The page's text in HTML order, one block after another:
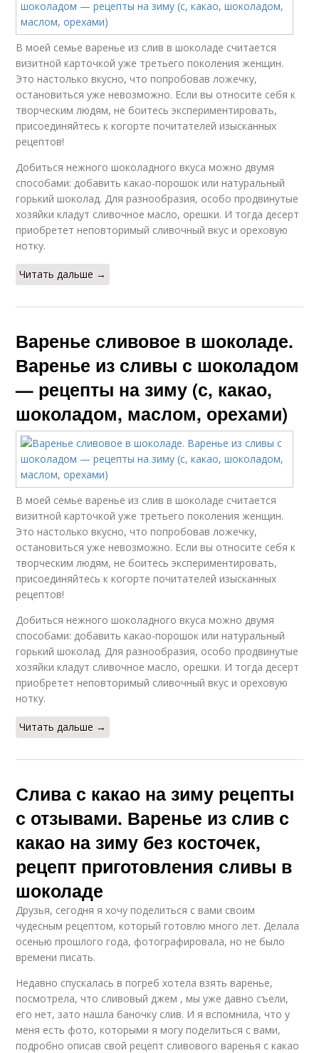
В моей семье варенье из слив в шоколаде считается
визитной карточкой уже третьего поколения женщин.
Это настолько вкусно, что попробовав ложечку,
остановиться уже невозможно. Если вы относите себя к
творческим людям, не боитесь экспериментировать,
присоединяйтесь к когорте почитателей изысканных
рецептов!
Добиться нежного шоколадного вкуса можно двумя
способами: добавить какао-порошок или натуральный
горький шоколад. Для разнообразия, особо продвинутые
хозяйки кладут сливочное масло, орешки. И тогда десерт
приобретет неповторимый сливочный вкус и ореховую
нотку.
Читать дальше →
Варенье сливовое в шоколаде.
Варенье из сливы с шоколадом
— рецепты на зиму (с, какао,
шоколадом, маслом, орехами)
В моей семье варенье из слив в шоколаде считается
визитной карточкой уже третьего поколения женщин.
Это настолько вкусно, что попробовав ложечку,
остановиться уже невозможно. Если вы относите себя к
творческим людям, не боитесь экспериментировать,
присоединяйтесь к когорте почитателей изысканных
рецептов!
Добиться нежного шоколадного вкуса можно двумя
способами: добавить какао-порошок или натуральный
горький шоколад. Для разнообразия, особо продвинутые
хозяйки кладут сливочное масло, орешки. И тогда десерт
приобретет неповторимый сливочный вкус и ореховую
нотку.
Читать дальше →
Слива с какао на зиму рецепты
с отзывами. Варенье из слив с
какао на зиму без косточек,
рецепт приготовления сливы в
шоколаде
Друзья, сегодня я хочу поделиться с вами своим
чудесным рецептом, который готовлю много лет. Делала
осенью прошлого года, фотографировала, но не было
времени писать.
Недавно спускалась в погреб хотела взять варенье,
посмотрела, что сливовый джем , мы уже давно съели,
его нет, зато нашла баночку слив. И я вспомнила, что у
меня есть фото, которыми я могу поделиться с вами,
подробно описав свой рецепт сливового варенья с какао